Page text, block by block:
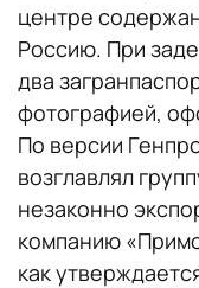
центре
Россию. При
два
фотографией,
По версии
возглавлял
незаконно
компанию
как